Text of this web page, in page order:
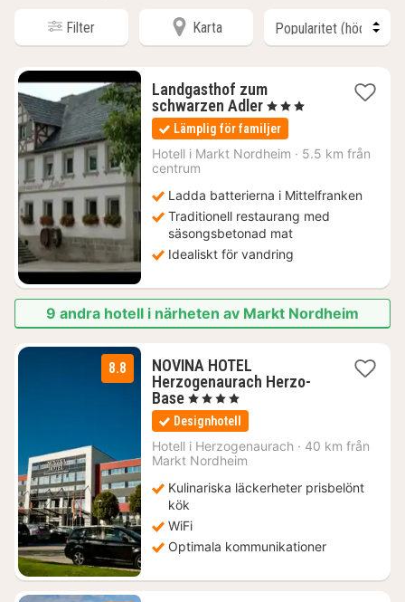
Filter Karta
Landgasthof zum
schwarzen Adler1
natt
från
987
, 3 Stjärnor
Lämplig för familjer
Hotell i Markt Nordheim · 5.5 km från
centrum
Ladda batterierna i Mittelfranken
Traditionell restaurang med
säsongsbetonad mat
Idealiskt för vandring
9 andra hotell i närheten av Markt Nordheim
8.8
NOVINA HOTEL
Herzogenaurach Herzo-
Base1
natt
från
1272
kr.
, 4 Stjärnor
Designhotell
Hotell i Herzogenaurach · 40 km från
Markt Nordheim
Kulinariska läckerheter prisbelönt
kök
WiFi
Optimala kommunikationer